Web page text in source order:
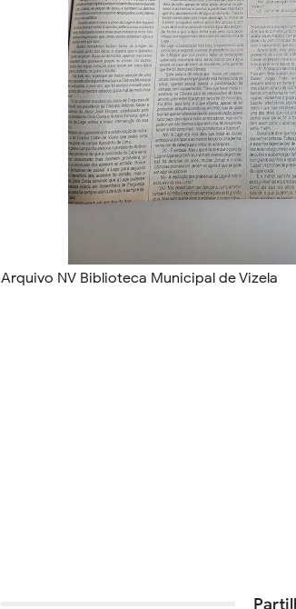
Arquivo NV Biblioteca Municipal de Vizela